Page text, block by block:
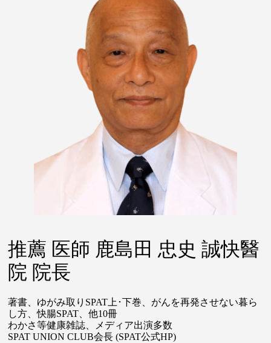
推薦 医師 鹿島田 忠史 誠快醫
院 院長
著書、ゆがみ取りSPAT上･下巻、がんを再発させない暮ら
し方、快腸SPAT、他10冊
わかさ等健康雑誌、メディア出演多数
SPAT UNION CLUB会長(SPAT公式HP)